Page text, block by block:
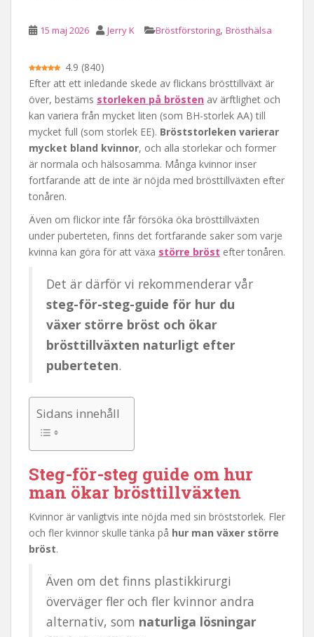
15 maj 2026 Jerry K Bröstförstoring, Brösthälsa
4.9 (840)
Efter att ett inledande skede av flickans brösttillväxt är
över, bestäms storleken på brösten av ärftlighet och
kan variera från mycket liten (som BH-storlek AA) till
mycket full (som storlek EE). Bröststorleken varierar
mycket bland kvinnor, och alla storlekar och former
är normala och hälsosamma. Många kvinnor inser
fortfarande att de inte är nöjda med brösttillväxten efter
tonåren.
Även om flickor inte får försöka öka brösttillväxten
under puberteten, finns det fortfarande saker som varje
kvinna kan göra för att växa större bröst efter tonåren.
Det är därför vi rekommenderar vår
steg-för-steg-guide för hur du
växer större bröst och ökar
brösttillväxten naturligt efter
puberteten.
Sidans innehåll
Steg-för-steg guide om hur
man ökar brösttillväxten
Kvinnor är vanligtvis inte nöjda med sin bröststorlek. Fler
och fler kvinnor skulle tänka på hur man växer större
bröst.
Även om det finns plastikkirurgi
överväger fler och fler kvinnor andra
alternativ, som naturliga lösningar